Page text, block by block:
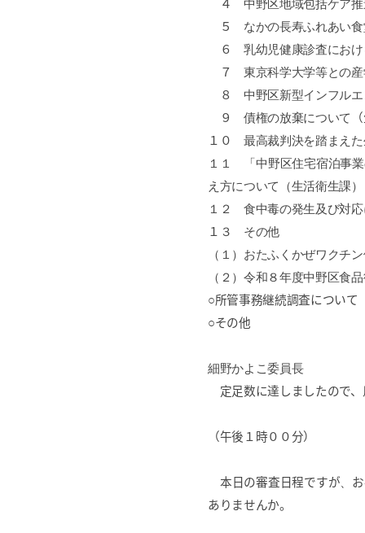
４ 中野区地域包括ケア
５ なかの長寿ふれあい
６ 乳幼児健康診査にお
７ 東京科学大学等との
８ 中野区新型インフル
９ 債権の放棄について
１０ 最高裁判決を踏まえ
１１ 「中野区住宅宿泊事
え方について（生活衛生課）
１２ 食中毒の発生及び対
１
３
その他
（１）おたふくかぜワクチ
（２）令和８年度中野区食
○所管事務継続調査について
○その他
細野かよこ委員長
定足数に達しましたので、
（午後１時００分）
本日の審査日程ですが
ありませんか。